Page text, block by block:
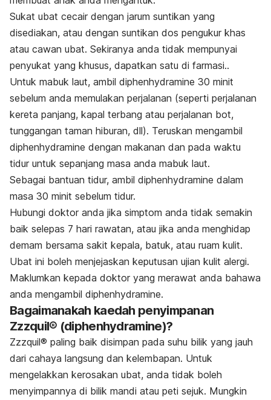
Sukat ubat cecair dengan jarum suntikan yang
disediakan, atau dengan suntikan dos pengukur khas
atau cawan ubat. Sekiranya anda tidak mempunyai
penyukat yang khusus, dapatkan satu di farmasi..
Untuk mabuk laut, ambil diphenhydramine 30 minit
sebelum anda memulakan perjalanan (seperti perjalanan
kereta panjang, kapal terbang atau perjalanan bot,
tunggangan taman hiburan, dll). Teruskan mengambil
diphenhydramine dengan makanan dan pada waktu
tidur untuk sepanjang masa anda mabuk laut.
Sebagai bantuan tidur, ambil diphenhydramine dalam
masa 30 minit sebelum tidur.
Hubungi doktor anda jika simptom anda tidak semakin
baik selepas 7 hari rawatan, atau jika anda menghidap
demam bersama sakit kepala, batuk, atau ruam kulit.
Ubat ini boleh menjejaskan keputusan ujian kulit alergi.
Maklumkan kepada doktor yang merawat anda bahawa
anda mengambil diphenhydramine.
Bagaimanakah kaedah penyimpanan
Zzzquil® (diphenhydramine)?
Zzzquil® paling baik disimpan pada suhu bilik yang jauh
dari cahaya langsung dan kelembapan. Untuk
mengelakkan kerosakan ubat, anda tidak boleh
menyimpannya di bilik mandi atau peti sejuk. Mungkin